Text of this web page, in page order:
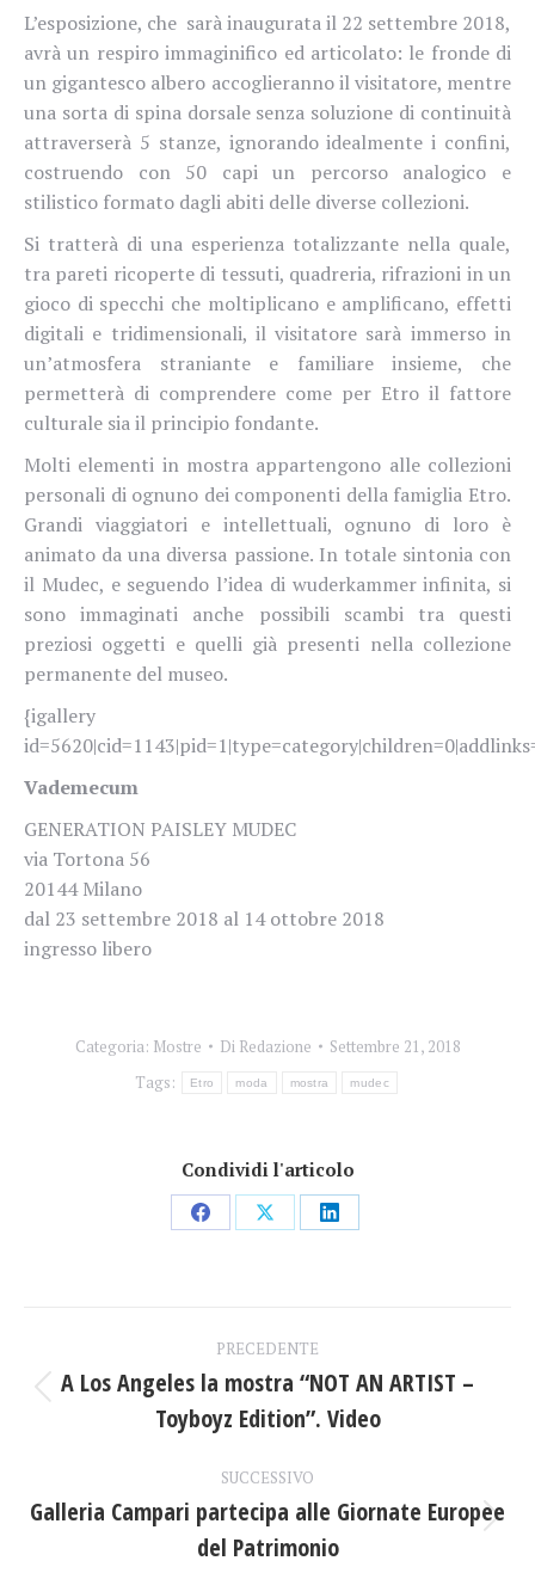
L’esposizione, che sarà inaugurata il 22 settembre 2018,
avrà un respiro immaginifico ed articolato: le fronde di
un gigantesco albero accoglieranno il visitatore, mentre
una sorta di spina dorsale senza soluzione di continuità
attraverserà 5 stanze, ignorando idealmente i confini,
costruendo con 50 capi un percorso analogico e
stilistico formato dagli abiti delle diverse collezioni.
Si tratterà di una esperienza totalizzante nella quale,
tra pareti ricoperte di tessuti, quadreria, rifrazioni in un
gioco di specchi che moltiplicano e amplificano, effetti
digitali e tridimensionali, il visitatore sarà immerso in
un’atmosfera straniante e familiare insieme, che
permetterà di comprendere come per Etro il fattore
culturale sia il principio fondante.
Molti elementi in mostra appartengono alle collezioni
personali di ognuno dei componenti della famiglia Etro.
Grandi viaggiatori e intellettuali, ognuno di loro è
animato da una diversa passione. In totale sintonia con
il Mudec, e seguendo l’idea di wuderkammer infinita, si
sono immaginati anche possibili scambi tra questi
preziosi oggetti e quelli già presenti nella collezione
permanente del museo.
{igallery
Vademecum
GENERATION PAISLEY MUDEC
via Tortona 56
20144 Milano
dal 23 settembre 2018 al 14 ottobre 2018
ingresso libero
Categoria: Mostre Di Redazione
Settembre 21, 2018
Tags:
Etro moda mostra mudec
Condividi l'articolo
CondividiCondividiCondividi
tra
post
PRECEDENTE
Post
precedente:
A Los Angeles la mostra “NOT AN ARTIST –
Toyboyz Edition”. Video
SUCCESSIVO
Prossimo
post:
Galleria Campari partecipa alle Giornate Europee
del Patrimonio